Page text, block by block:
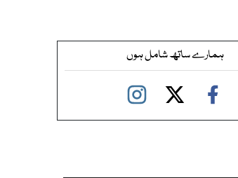
ہمارے ساتھ شامل ہوں